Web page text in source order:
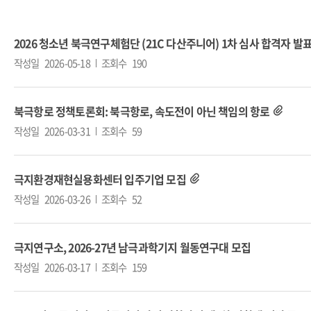
2026 청소년 북극연구체험단 (21C 다산주니어) 1차 심사 합격자 발
작성일 2026-05-18 조회수 190
북극항로 정책토론회: 북극항로, 속도전이 아닌 책임의 항로
작성일 2026-03-31 조회수 59
극지환경재현실용화센터 입주기업 모집
작성일 2026-03-26 조회수 52
극지연구소, 2026-27년 남극과학기지 월동연구대 모집
작성일 2026-03-17 조회수 159